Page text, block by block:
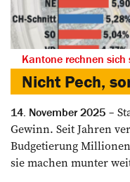
Kantone rechnen
Nicht Pech,
14. November 2025
Gewinn. Seit ­Jahren
Budgetierung
sie machen munter